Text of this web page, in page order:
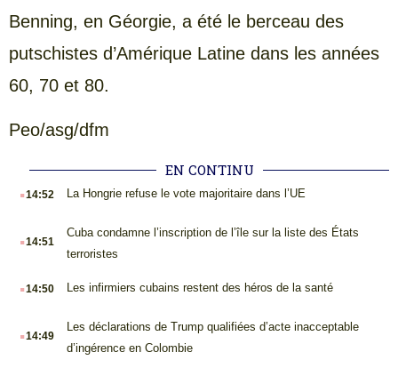
Benning, en Géorgie, a été le berceau des
putschistes d’Amérique Latine dans les années
60, 70 et 80.
Peo/asg/dfm
EN CONTINU
.14:52 La Hongrie refuse le vote majoritaire dans l’UE
.14:51
Cuba condamne l’inscription de l’île sur la liste des États
terroristes
.14:50 Les infirmiers cubains restent des héros de la santé
.14:49
Les déclarations de Trump qualifiées d’acte inacceptable
d’ingérence en Colombie